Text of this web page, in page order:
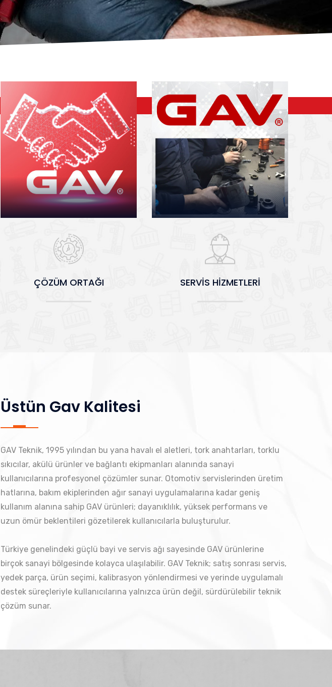
ÇÖZÜM ORTAĞI
SERVİS HİZMETLERİ
Üstün Gav Kalitesi
GAV Teknik, 1995 yılından bu yana havalı el aletleri, tork anahtarları, torklu
sıkıcılar, akülü ürünler ve bağlantı ekipmanları alanında sanayi
kullanıcılarına profesyonel çözümler sunar. Otomotiv servislerinden üretim
hatlarına, bakım ekiplerinden ağır sanayi uygulamalarına kadar geniş
kullanım alanına sahip GAV ürünleri; dayanıklılık, yüksek performans ve
uzun ömür beklentileri gözetilerek kullanıcılarla buluşturulur.
Türkiye genelindeki güçlü bayi ve servis ağı sayesinde GAV ürünlerine
birçok sanayi bölgesinde kolayca ulaşılabilir. GAV Teknik; satış sonrası servis,
yedek parça, ürün seçimi, kalibrasyon yönlendirmesi ve yerinde uygulamalı
destek süreçleriyle kullanıcılarına yalnızca ürün değil, sürdürülebilir teknik
çözüm sunar.